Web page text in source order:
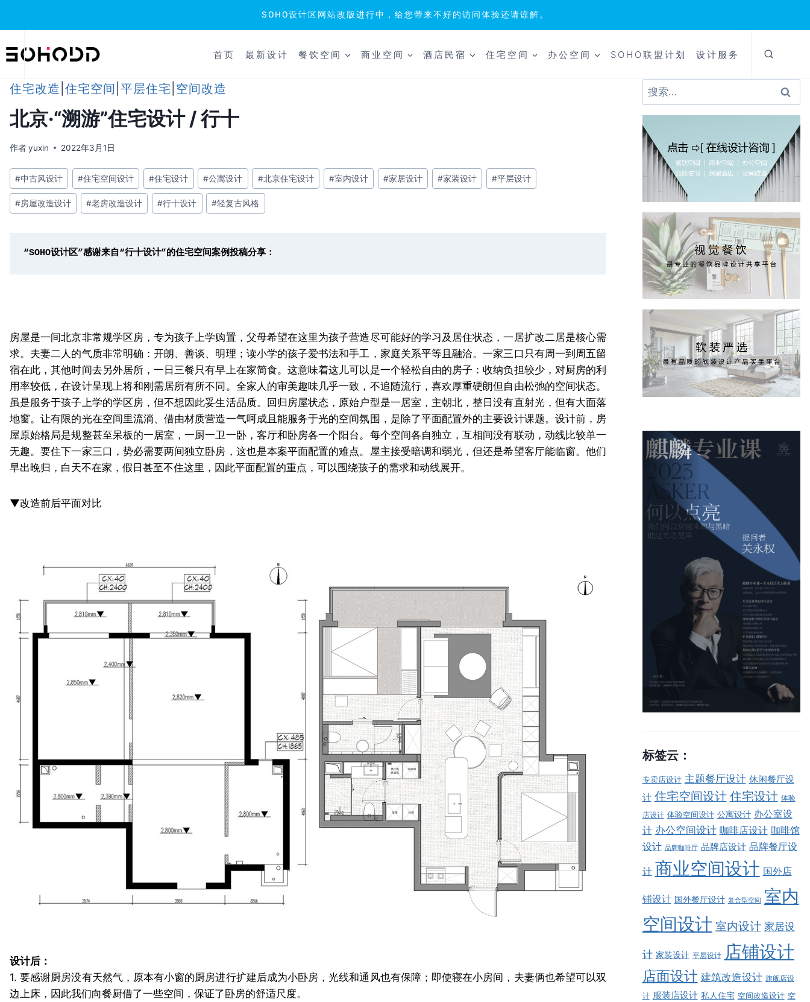
SOHO设计区网站改版进行中，给您带来不好的访问体验还请谅解。
到
首页 最新设计 餐饮空间 商业空间 酒店民宿 住宅空间 办公空间 SOHO联盟计划 设计服务
住宅改造 住宅空间 平层住宅 空间改造
北京·“溯游”住宅设计 / 行十
作者yuxin 2022年3月1日
文
章
标
#中古风设计 #住宅空间设计 #住宅设计 #公寓设计 #北京住宅设计 #室内设计 #家居设计 #家装设计 #平层设计
#房屋改造设计 #老房改造设计 #行十设计 #轻复古风格
“SOHO设计区”感谢来自“行十设计”的住宅空间案例投稿分享：
房屋是一间北京非常规学区房，专为孩子上学购置，父母希望在这里为孩子营造尽可能好的学习及居住状态，一居扩改二居是核心需
求。夫妻二人的气质非常明确：开朗、善谈、明理；读小学的孩子爱书法和手工，家庭关系平等且融洽。一家三口只有周一到周五留
宿在此，其他时间去另外居所，一日三餐只有早上在家简食。这意味着这儿可以是一个轻松自由的房子：收纳负担较少，对厨房的利
用率较低，在设计呈现上将和刚需居所有所不同。全家人的审美趣味几乎一致，不追随流行，喜欢厚重硬朗但自由松弛的空间状态。
虽是服务于孩子上学的学区房，但不想因此妥生活品质。回归房屋状态，原始户型是一居室，主朝北，整日没有直射光，但有大面落
地窗。让有限的光在空间里流淌、借由材质营造一气呵成且能服务于光的空间氛围，是除了平面配置外的主要设计课题。 设计前，房
屋原始格局是规整甚至呆板的一居室，一厨一卫一卧，客厅和卧房各一个阳台。每个空间各自独立，互相间没有联动，动线比较单一
无趣。要住下一家三口，势必需要两间独立卧房，这也是本案平面配置的难点。屋主接受暗调和弱光，但还是希望客厅能临窗。他们
早出晚归，白天不在家，假日甚至不住这里，因此平面配置的重点，可以围绕孩子的需求和动线展开。
▼改造前后平面对比
设计后：
1. 要感谢厨房没有天然气，原本有小窗的厨房进行扩建后成为小卧房，光线和通风也有保障；即使寝在小房间，夫妻俩也希望可以双
边上床，因此我们向餐厨借了一些空间，保证了卧房的舒适尺度。
搜
索：
标签云：
专卖店设计 主题餐厅设计 休闲餐厅设
计 住宅空间设计 住宅设计 体验
店设计 体验空间设计 公寓设计 办公室设
计 办公空间设计 咖啡店设计 咖啡馆
设计 品牌咖啡厅 品牌店设计 品牌餐厅设
计 商业空间设计 国外店
铺设计 国外餐厅设计 复合型空间
室内
空间设计 室内设计 家居设
计 家装设计 平层设计 店铺设计
店面设计 建筑改造设计 旗舰店设
计 服装店设计 私人住宅 空间改造设计 空